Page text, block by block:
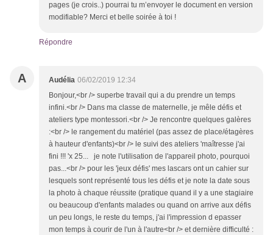
pages (je crois..) pourrai tu m’envoyer le document en version
modifiable? Merci et belle soirée à toi !
Répondre
A Audélia 06/02/2019 12:34
Bonjour,<br /> superbe travail qui a du prendre un temps
infini.<br /> Dans ma classe de maternelle, je mêle défis et
ateliers type montessori.<br /> Je rencontre quelques galères
:<br /> le rangement du matériel (pas assez de place/étagères
à hauteur d'enfants)<br /> le suivi des ateliers 'maîtresse j'ai
fini !!! 'x 25... je note l'utilisation de l'appareil photo, pourquoi
pas...<br /> pour les 'jeux défis' mes lascars ont un cahier sur
lesquels sont représenté tous les défis et je note la date sous
la photo à chaque réussite (pratique quand il y a une stagiaire
ou beaucoup d'enfants malades ou quand on arrive aux défis
un peu longs, le reste du temps, j'ai l'impression d epasser
mon temps à courir de l'un à l'autre<br /> et dernière difficulté :